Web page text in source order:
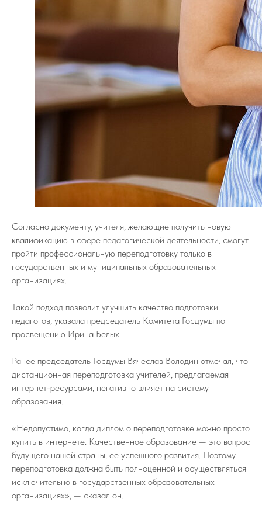
Согласно документу, учителя, желающие получить новую
квалификацию в сфере педагогической деятельности, смогут
пройти профессиональную переподготовку только в
государственных и муниципальных образовательных
организациях.
Такой подход позволит улучшить качество подготовки
педагогов, указала председатель Комитета Госдумы по
просвещению Ирина Белых.
Ранее председатель Госдумы Вячеслав Володин отмечал, что
дистанционная переподготовка учителей, предлагаемая
интернет-ресурсами, негативно влияет на систему
образования.
«Недопустимо, когда диплом о переподготовке можно просто
купить в интернете. Качественное образование — это вопрос
будущего нашей страны, ее успешного развития. Поэтому
переподготовка должна быть полноценной и осуществляться
исключительно в государственных образовательных
организациях», — сказал он.